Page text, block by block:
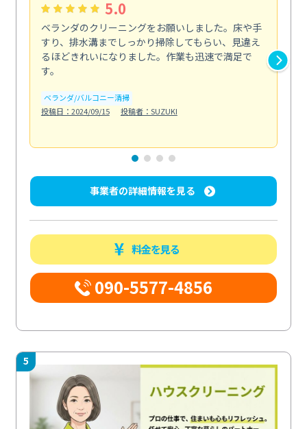
5.0
ベランダのクリーニングをお願いしました。床や手
すり、排水溝までしっかり掃除してもらい、見違え
るほどきれいになりました。作業も迅速で満足で
す。
ベランダ/バルコニー清掃
投稿日：2024/09/15
投稿者：SUZUKI
事業者の詳細情報を見る
料金を見る
090-5577-4856
5